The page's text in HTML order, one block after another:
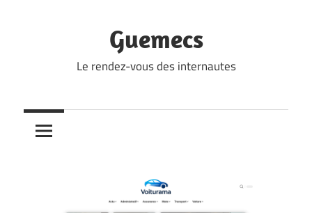
Guemecs
Le rendez-vous des internautes